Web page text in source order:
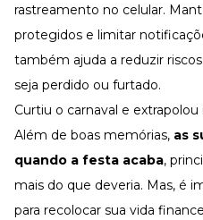
rastreamento no celular.
protegidos e limitar
também ajuda a reduzir
seja perdido ou furtado.
Curtiu o carnaval e
Além de boas memórias, as
quando a festa acaba,
mais do que deveria. Mas, é
para recolocar sua vida